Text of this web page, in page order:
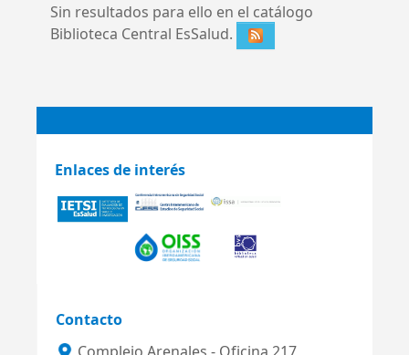
Sin resultados para ello en el catálogo
Biblioteca Central EsSalud.
Enlaces de interés
Contacto